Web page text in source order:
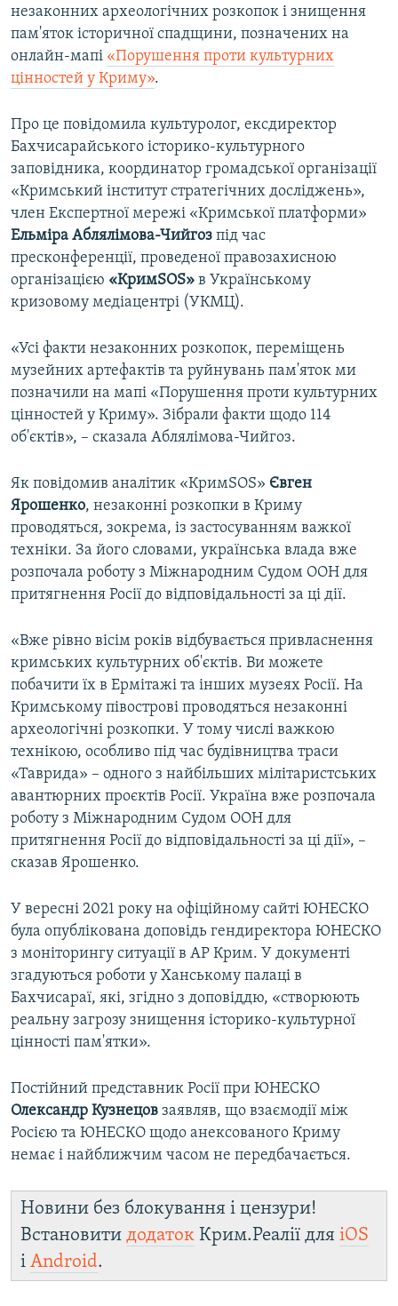
незаконних археологічних розкопок і знищення
пам'яток історичної спадщини, позначених на
онлайн-мапі «Порушення проти культурних
цінностей у Криму».
Про це повідомила культуролог, ексдиректор
Бахчисарайського історико-культурного
заповідника, координатор громадської організації
«Кримський інститут стратегічних досліджень»,
член Експертної мережі «Кримської платформи»
Ельміра Аблялімова-Чийгоз під час
пресконференції, проведеної правозахисною
організацією «КримSOS» в Українському
кризовому медіацентрі (УКМЦ).
«Усі факти незаконних розкопок, переміщень
музейних артефактів та руйнувань пам'яток ми
позначили на мапі «Порушення проти культурних
цінностей у Криму». Зібрали факти щодо 114
об'єктів», – сказала Аблялімова-Чийгоз.
Як повідомив аналітик «КримSOS» Євген
Ярошенко, незаконні розкопки в Криму
проводяться, зокрема, із застосуванням важкої
техніки. За його словами, українська влада вже
розпочала роботу з Міжнародним Судом ООН для
притягнення Росії до відповідальності за ці дії.
«Вже рівно вісім років відбувається привласнення
кримських культурних об'єктів. Ви можете
побачити їх в Ермітажі та інших музеях Росії. На
Кримському півострові проводяться незаконні
археологічні розкопки. У тому числі важкою
технікою, особливо під час будівництва траси
«Таврида» – одного з найбільших мілітаристських
авантюрних проєктів Росії. Україна вже розпочала
роботу з Міжнародним Судом ООН для
притягнення Росії до відповідальності за ці дії», –
сказав Ярошенко.
У вересні 2021 року на офіційному сайті ЮНЕСКО
була опублікована доповідь гендиректора ЮНЕСКО
з моніторингу ситуації в АР Крим. У документі
згадуються роботи у Ханському палаці в
Бахчисараї, які, згідно з доповіддю, «створюють
реальну загрозу знищення історико-культурної
цінності пам'ятки».
Постійний представник Росії при ЮНЕСКО
Олександр Кузнецов заявляв, що взаємодії між
Росією та ЮНЕСКО щодо анексованого Криму
немає і найближчим часом не передбачається.
Новини без блокування і цензури!
Встановити додаток Крим.Реалії для iOS
і Android.